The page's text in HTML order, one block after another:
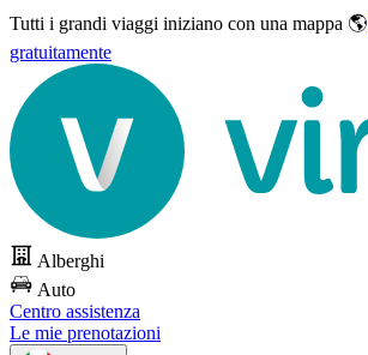
Tutti i grandi viaggi iniziano con una mappa 🌎
gratuitamente
Alberghi
Auto
Centro assistenza
Le mie prenotazioni